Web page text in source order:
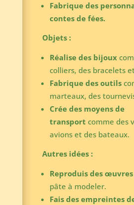
Fabrique des
contes de fées.
Objets :
Réalise des bijoux
colliers, des bracelets
Fabrique des outils
marteaux, des
Crée des moyens de
transport comme des
avions et des bateaux.
Autres idées :
Reproduis des œuvres
pâte à modeler.
Fais des empreintes